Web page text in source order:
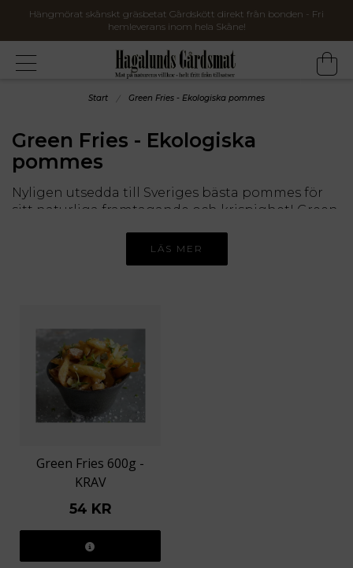
Start Green Fries - Ekologiska pommes
Green Fries - Ekologiska
pommes
Nyligen utsedda till Sveriges bästa pommes för
sitt naturliga framtagande och krispighet! Green
rapsolja - inga tillsatser!
Lokalt är också viktigt för Green Fries, som enbart
använder sig av råvaror från lokala bönder.
Potatisen odlas av Niklas Svensson bara ett par
kilometer från deras kök i Hässleholm, och
rapsoljan tas fram av Erik på Gunnarshögs Gård
skalet på!
LÄS MER
Green Fries 600g -
KRAV
54 KR
Hängmörat skånskt gräsbetat Gårdskött direkt från bonden - Fri
hemleverans inom hela Skåne!